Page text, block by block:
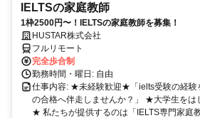
IELTSの家庭教師
1枠2500円〜！IELTSの家庭教師を募集！
HUSTAR株式会社
フルリモート
完全歩合制
勤務時間・曜日: 自由
仕事内容: ★未経験歓迎★「ielts受験の経験
の合格へ伴走しませんか？」 ★大学生をは
★ 私たちが提供するのは「IELTS専門家庭